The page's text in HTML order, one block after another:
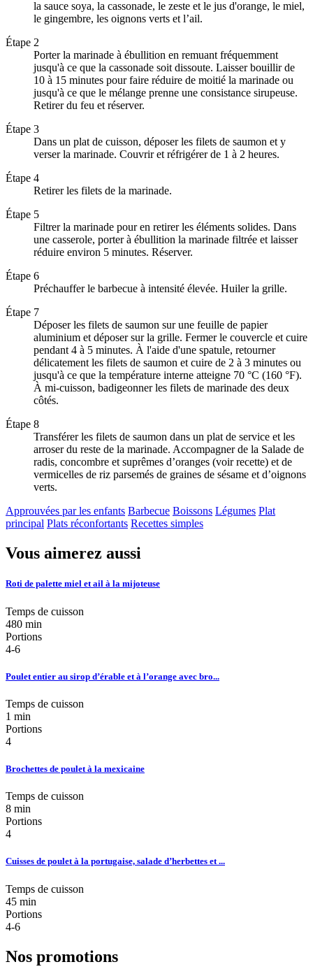
la sauce soya, la cassonade, le zeste et le jus d'orange, le miel,
le gingembre, les oignons verts et l’ail.
Étape 2
Porter la marinade à ébullition en remuant fréquemment
jusqu'à ce que la cassonade soit dissoute. Laisser bouillir de
10 à 15 minutes pour faire réduire de moitié la marinade ou
jusqu'à ce que le mélange prenne une consistance sirupeuse.
Retirer du feu et réserver.
Étape 3
Dans un plat de cuisson, déposer les filets de saumon et y
verser la marinade. Couvrir et réfrigérer de 1 à 2 heures.
Étape 4
Retirer les filets de la marinade.
Étape 5
Filtrer la marinade pour en retirer les éléments solides. Dans
une casserole, porter à ébullition la marinade filtrée et laisser
réduire environ 5 minutes. Réserver.
Étape 6
Préchauffer le barbecue à intensité élevée. Huiler la grille.
Étape 7
Déposer les filets de saumon sur une feuille de papier
aluminium et déposer sur la grille. Fermer le couvercle et cuire
pendant 4 à 5 minutes. À l'aide d'une spatule, retourner
délicatement les filets de saumon et cuire de 2 à 3 minutes ou
jusqu'à ce que la température interne atteigne 70 °C (160 °F).
À mi-cuisson, badigeonner les filets de marinade des deux
côtés.
Étape 8
Transférer les filets de saumon dans un plat de service et les
arroser du reste de la marinade. Accompagner de la Salade de
radis, concombre et suprêmes d’oranges (voir recette) et de
vermicelles de riz parsemés de graines de sésame et d’oignons
verts.
Approuvées par les enfants Barbecue Boissons Légumes Plat
principal Plats réconfortants Recettes simples
Vous aimerez aussi
Roti de palette miel et ail à la mijoteuse
Temps de cuisson
480 min
Portions
4-6
Poulet entier au sirop d’érable et à l’orange avec bro...
Temps de cuisson
1 min
Portions
4
Brochettes de poulet à la mexicaine
Temps de cuisson
8 min
Portions
4
Cuisses de poulet à la portugaise, salade d’herbettes et ...
Temps de cuisson
45 min
Portions
4-6
Nos promotions